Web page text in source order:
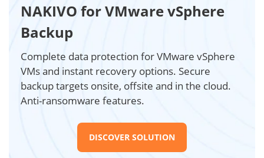
NAKIVO for VMware vSphere
Backup
Complete data protection for VMware vSphere
VMs and instant recovery options. Secure
backup targets onsite, offsite and in the cloud.
Anti-ransomware features.
DISCOVER SOLUTION